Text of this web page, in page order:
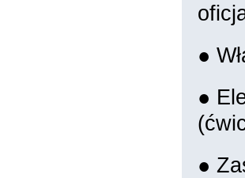
●
●
●